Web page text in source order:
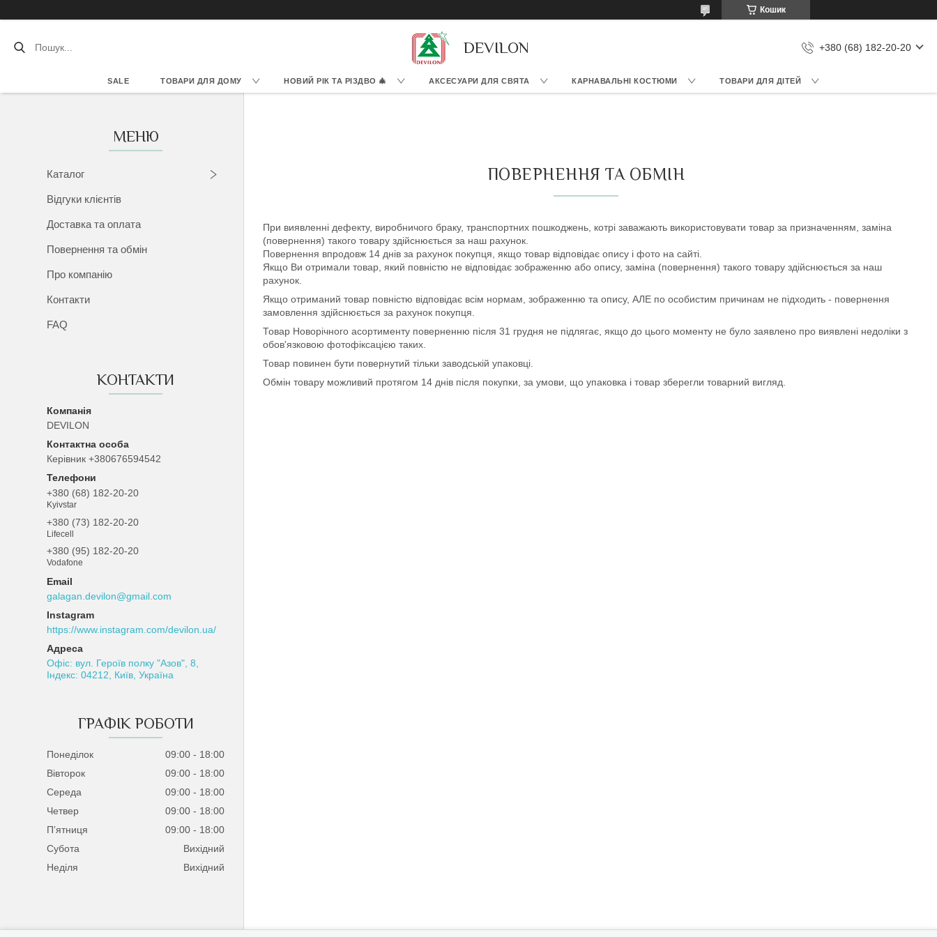
Кошик
DEVILON +380 (68) 182-20-20
SALE ТОВАРИ ДЛЯ ДОМУ НОВИЙ РІК ТА РІЗДВО 🎄 АКСЕСУАРИ ДЛЯ СВЯТА КАРНАВАЛЬНІ КОСТЮМИ ТОВАРИ ДЛЯ ДІТЕЙ
Каталог
Відгуки клієнтів
Доставка та оплата
Повернення та обмін
Про компанію
Контакти
FAQ
КОНТАКТИ
DEVILON
Керівник +380676594542
+380 (68) 182-20-20
Kyivstar
+380 (73) 182-20-20
Lifecell
+380 (95) 182-20-20
Vodafone
galagan.devilon@gmail.com
Instagram
https://www.instagram.com/devilon.ua/
Офіс: вул. Героїв полку "Азов", 8,
Індекс: 04212, Київ, Україна
ГРАФІК РОБОТИ
Понеділок 09:00
18:00
Вівторок
09:00
18:00
Середа
09:00
18:00
Четвер
09:00
18:00
Пʼятниця
09:00
18:00
Субота
Вихідний
Неділя
Вихідний
ПОВЕРНЕННЯ ТА ОБМІН
При виявленні дефекту, виробничого браку, транспортних пошкоджень, котрі заважають використовувати товар за призначенням, заміна
(повернення) такого товару здійснюється за наш рахунок.
Повернення впродовж 14 днів за рахунок покупця, якщо товар відповідає опису і фото на сайті.
Якщо Ви отримали товар, який повністю не відповідає зображенню або опису, заміна (повернення) такого товару здійснюється за наш
рахунок.
Якщо отриманий товар повністю відповідає всім нормам, зображенню та опису, АЛЕ по особистим причинам не підходить - повернення
замовлення здійснюється за рахунок покупця.
Товар Новорічного асортименту поверненню після 31 грудня не підлягає, якщо до цього моменту не було заявлено про виявлені недоліки з
обов'язковою фотофіксацією таких.
Товар повинен бути повернутий тільки заводській упаковці.
Обмін товару можливий протягом 14 днів після покупки, за умови, що упаковка і товар зберегли товарний вигляд.